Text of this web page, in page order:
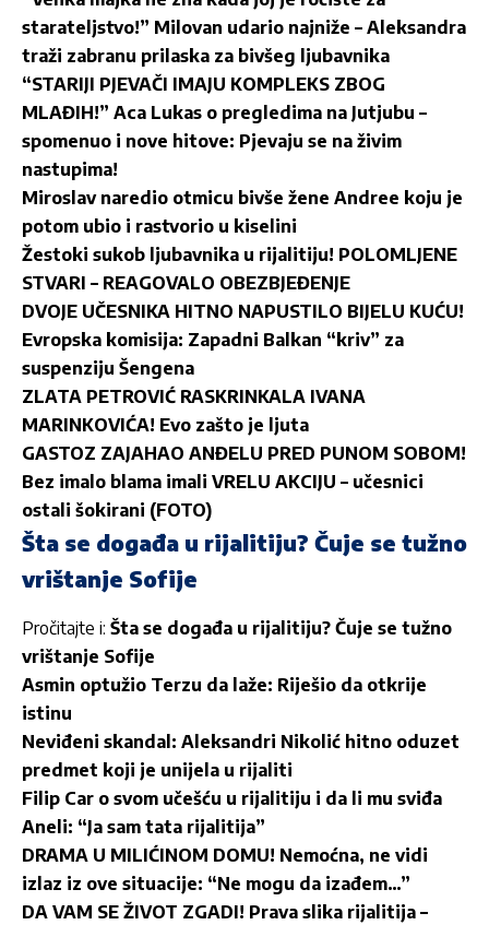
starateljstvo!” Milovan udario najniže – Aleksandra
traži zabranu prilaska za bivšeg ljubavnika
“STARIJI PJEVAČI IMAJU KOMPLEKS ZBOG
MLAĐIH!” Aca Lukas o pregledima na Jutjubu –
spomenuo i nove hitove: Pjevaju se na živim
nastupima!
Miroslav naredio otmicu bivše žene Andree koju je
potom ubio i rastvorio u kiselini
Žestoki sukob ljubavnika u rijalitiju! POLOMLJENE
STVARI – REAGOVALO OBEZBJEĐENJE
DVOJE UČESNIKA HITNO NAPUSTILO BIJELU KUĆU!
Evropska komisija: Zapadni Balkan “kriv” za
suspenziju Šengena
ZLATA PETROVIĆ RASKRINKALA IVANA
MARINKOVIĆA! Evo zašto je ljuta
GASTOZ ZAJAHAO ANĐELU PRED PUNOM SOBOM!
Bez imalo blama imali VRELU AKCIJU – učesnici
ostali šokirani (FOTO)
Šta se događa u rijalitiju? Čuje se tužno
vrištanje Sofije
Pročitajte i: Šta se događa u rijalitiju? Čuje se tužno
vrištanje Sofije
Asmin optužio Terzu da laže: Riješio da otkrije
istinu
Neviđeni skandal: Aleksandri Nikolić hitno oduzet
predmet koji je unijela u rijaliti
Filip Car o svom učešću u rijalitiju i da li mu sviđa
Aneli: “Ja sam tata rijalitija”
DRAMA U MILIĆINOM DOMU! Nemoćna, ne vidi
izlaz iz ove situacije: “Ne mogu da izađem…”
DA VAM SE ŽIVOT ZGADI! Prava slika rijalitija –